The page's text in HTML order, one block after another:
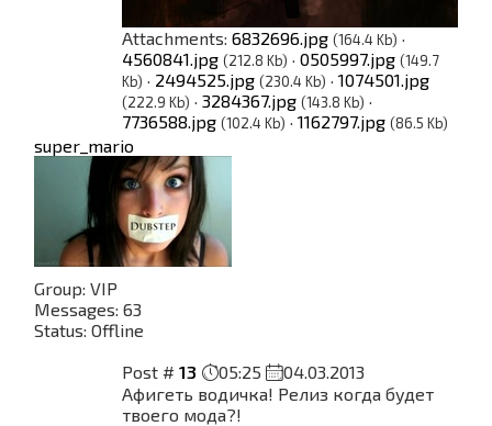
Attachments: 6832696.jpg (164.4 Kb) ·
4560841.jpg (212.8 Kb) · 0505997.jpg (149.7
Kb) · 2494525.jpg (230.4 Kb) · 1074501.jpg
(222.9 Kb) · 3284367.jpg (143.8 Kb) ·
7736588.jpg (102.4 Kb) · 1162797.jpg (86.5 Kb)
super_mario
Group: VIP
Messages: 63
Status: Offline
Post # 13 05:25
04.03.2013
Афигеть водичка! Релиз когда будет
твоего мода?!